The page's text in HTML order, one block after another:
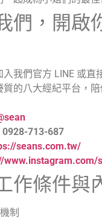
們，開啟
我們官方 LINE 或直
質的八大經紀平台，
0928-713-687
seans.com.tw/
www.instagram.com/
作條件與
制